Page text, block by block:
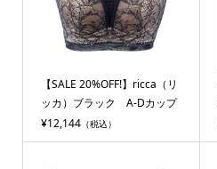
【SALE 20%OFF!】ricca（リ
ッカ）ブラック A-Dカップ
¥12,144（税込）